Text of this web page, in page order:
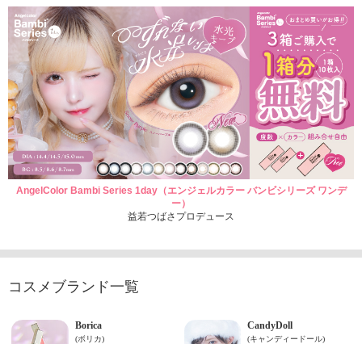
AngelColor Bambi Series 1day（エンジェルカラー バンビシリーズ ワンデ
ー）
益若つばさプロデュース
コスメブランド一覧